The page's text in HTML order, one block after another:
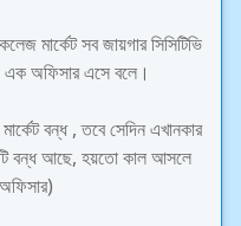
মার্কেট সব জায়গার সিসিটিভি
অফিসার এসে বলে।
বন্ধ , তবে সেদিন এখানকার
বন্ধ আছে, হয়তো কাল আসলে